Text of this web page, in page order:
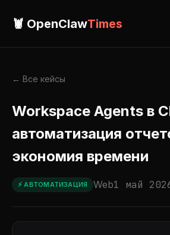
🦞 OpenClawTimes
← Все кейсы
Workspace Agents в
автоматизация
экономия времени
⚡ АВТОМАТИЗАЦИЯ Web1 май